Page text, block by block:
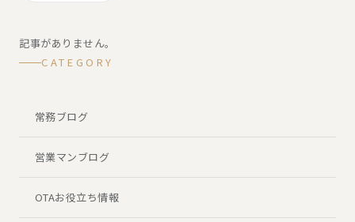
記事がありません。
CATEGORY
常務ブログ
営業マンブログ
OTAお役立ち情報